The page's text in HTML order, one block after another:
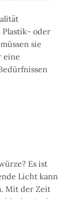
oder
sie
eine
Es ist
Licht kann
Mit der Zeit